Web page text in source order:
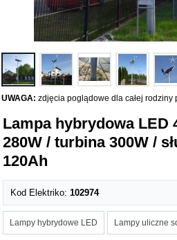
UWAGA: zdjęcia poglądowe dla całej rodziny
Lampa hybrydowa LED
280W / turbina 300W /
120Ah
Kod Elektriko:102974
Lampy hybrydowe LED Lampy uliczne